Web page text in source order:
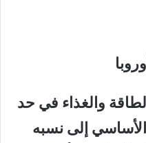
والغذاء في حد
الأساسي إلى نسبه